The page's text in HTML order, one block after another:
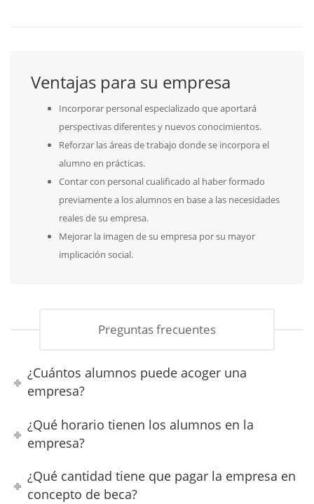
Ventajas para su empresa
Incorporar personal especializado que aportará
perspectivas diferentes y nuevos conocimientos.
Reforzar las áreas de trabajo donde se incorpora el
alumno en prácticas.
Contar con personal cualificado al haber formado
previamente a los alumnos en base a las necesidades
reales de su empresa.
Mejorar la imagen de su empresa por su mayor
implicación social.
Preguntas frecuentes
¿Cuántos alumnos puede acoger una
empresa?
¿Qué horario tienen los alumnos en la
empresa?
¿Qué cantidad tiene que pagar la empresa en
concepto de beca?